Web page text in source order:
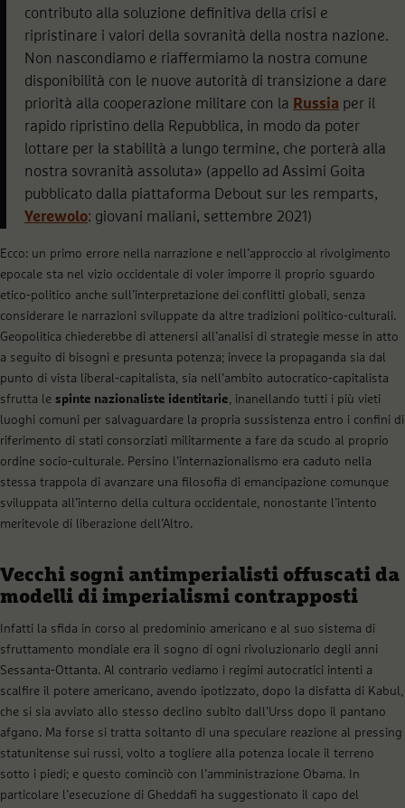
contributo alla soluzione definitiva della crisi e
ripristinare i valori della sovranità della nostra nazione.
Non nascondiamo e riaffermiamo la nostra comune
disponibilità con le nuove autorità di transizione a dare
priorità alla cooperazione militare con la Russia per il
rapido ripristino della Repubblica, in modo da poter
lottare per la stabilità a lungo termine, che porterà alla
nostra sovranità assoluta» (appello ad Assimi Goita
pubblicato dalla piattaforma Debout sur les remparts,
Yerewolo: giovani maliani, settembre 2021)
Ecco: un primo errore nella narrazione e nell’approccio al rivolgimento
epocale sta nel vizio occidentale di voler imporre il proprio sguardo
etico-politico anche sull’interpretazione dei conflitti globali, senza
considerare le narrazioni sviluppate da altre tradizioni politico-culturali.
Geopolitica chiederebbe di attenersi all’analisi di strategie messe in atto
a seguito di bisogni e presunta potenza; invece la propaganda sia dal
punto di vista liberal-capitalista, sia nell’ambito autocratico-capitalista
sfrutta le spinte nazionaliste identitarie, inanellando tutti i più vieti
luoghi comuni per salvaguardare la propria sussistenza entro i confini di
riferimento di stati consorziati militarmente a fare da scudo al proprio
ordine socio-culturale. Persino l’internazionalismo era caduto nella
stessa trappola di avanzare una filosofia di emancipazione comunque
sviluppata all’interno della cultura occidentale, nonostante l’intento
meritevole di liberazione dell’Altro.
Vecchi sogni antimperialisti offuscati da
modelli di imperialismi contrapposti
Infatti la sfida in corso al predominio americano e al suo sistema di
sfruttamento mondiale era il sogno di ogni rivoluzionario degli anni
Sessanta-Ottanta. Al contrario vediamo i regimi autocratici intenti a
scalfire il potere americano, avendo ipotizzato, dopo la disfatta di Kabul,
che si sia avviato allo stesso declino subito dall’Urss dopo il pantano
afgano. Ma forse si tratta soltanto di una speculare reazione al pressing
statunitense sui russi, volto a togliere alla potenza locale il terreno
sotto i piedi; e questo cominciò con l’amministrazione Obama. In
particolare l’esecuzione di Gheddafi ha suggestionato il capo del